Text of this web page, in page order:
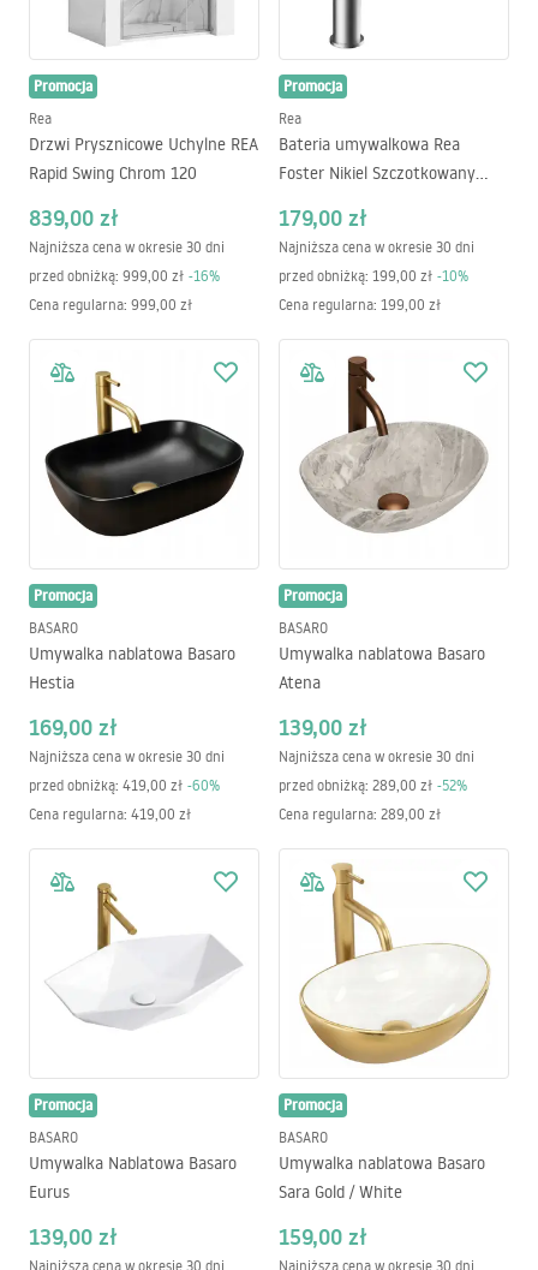
Promocja
Rea
Drzwi Prysznicowe Uchylne REA
Rapid Swing Chrom 120
839,00 zł
Najniższa cena w okresie 30 dni
przed obniżką: 999,00 zł -16%
Cena regularna: 999,00 zł
Promocja
Rea
Bateria umywalkowa Rea
Foster Nikiel Szczotkowany
179,00 zł
Najniższa cena w okresie 30 dni
przed obniżką: 199,00 zł -10%
Cena regularna: 199,00 zł
Promocja
BASARO
Umywalka nablatowa Basaro
Hestia
169,00 zł
Najniższa cena w okresie 30 dni
przed obniżką: 419,00 zł -60%
Cena regularna: 419,00 zł
Promocja
BASARO
Umywalka nablatowa Basaro
Atena
139,00 zł
Najniższa cena w okresie 30 dni
przed obniżką: 289,00 zł -52%
Cena regularna: 289,00 zł
Promocja
BASARO
Umywalka Nablatowa Basaro
Eurus
139,00 zł
Najniższa cena w okresie 30 dni
Promocja
BASARO
Umywalka nablatowa Basaro
Sara Gold / White
159,00 zł
Najniższa cena w okresie 30 dni